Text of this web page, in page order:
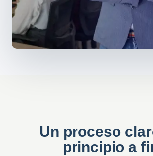
Un proceso
principio a